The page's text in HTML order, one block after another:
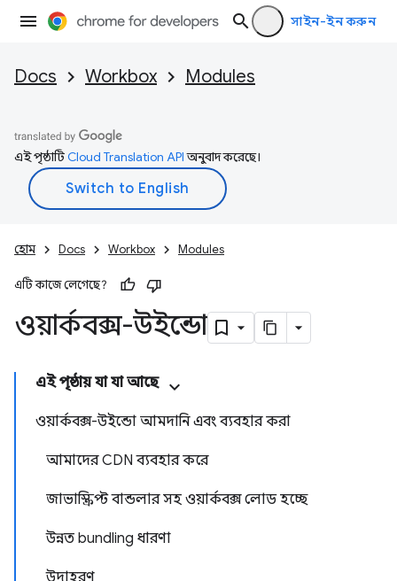
সাইন-ইন করুন
Docs Workbox Modules
এই পৃষ্ঠাটিCloud Translation APIঅনুবাদ করেছে।
হোম Docs Workbox Modules
এটি কাজে লেগেছে?
ওয়ার্কবক্স-উইন্ডো
এই পৃষ্ঠায় যা যা আছে
ওয়ার্কবক্স-উইন্ডো আমদানি এবং ব্যবহার করা
আমাদের CDN ব্যবহার করে
জাভাস্ক্রিপ্ট বান্ডলার সহ ওয়ার্কবক্স লোড হচ্ছে
উন্নত bundling ধারণা
উদাহরণ